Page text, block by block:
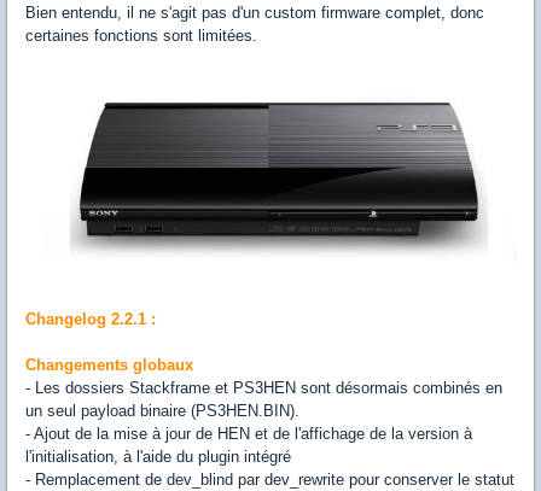
Bien entendu, il ne s'agit pas d'un custom firmware complet, donc
certaines fonctions sont limitées.
Changelog 2.2.1 :
Changements globaux
- Les dossiers Stackframe et PS3HEN sont désormais combinés en
un seul payload binaire (PS3HEN.BIN).
- Ajout de la mise à jour de HEN et de l'affichage de la version à
l'initialisation, à l'aide du plugin intégré
- Remplacement de dev_blind par dev_rewrite pour conserver le statut